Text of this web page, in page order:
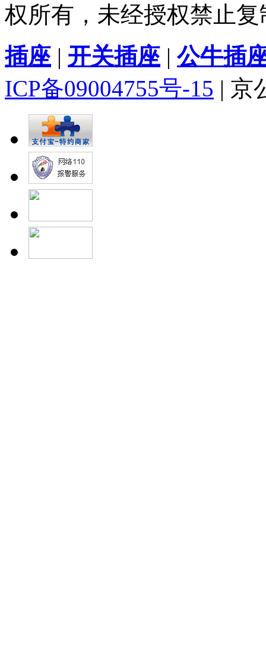
权所有，未经授权禁止
插座 | 开关插座 | 公牛插
ICP备09004755号-15 | 京